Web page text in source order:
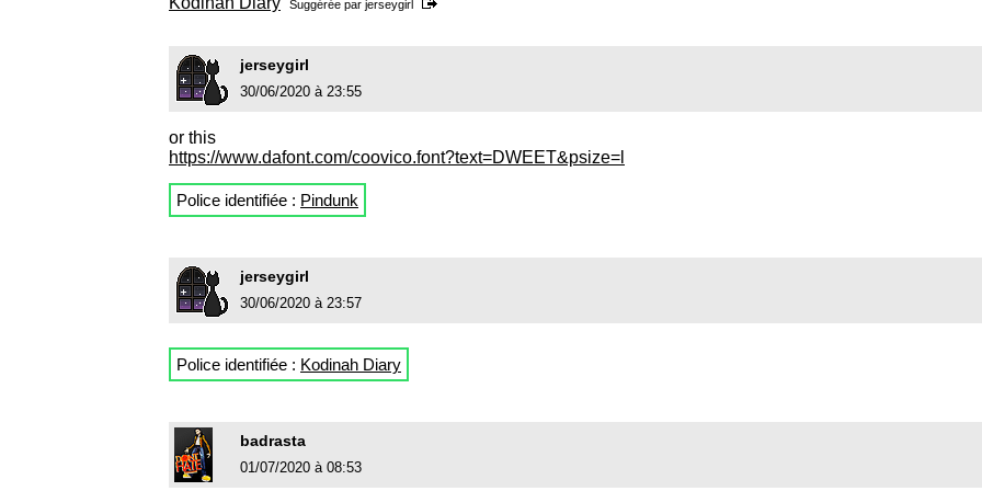
Suggérée par jerseygirl
jerseygirl
30/06/2020 à 23:55
or this
https://www.dafont.com/coovico.font?text=DWEET&psize=l
Police identifiée : Pindunk
jerseygirl
30/06/2020 à 23:57
Police identifiée : Kodinah Diary
badrasta
01/07/2020 à 08:53